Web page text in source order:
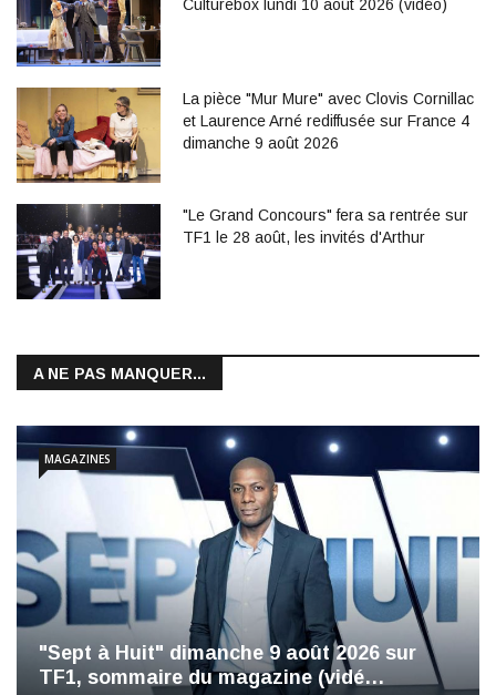
Culturebox lundi 10 août 2026 (vidéo)
La pièce "Mur Mure" avec Clovis Cornillac
et Laurence Arné rediffusée sur France 4
dimanche 9 août 2026
"Le Grand Concours" fera sa rentrée sur
TF1 le 28 août, les invités d'Arthur
A NE PAS MANQUER...
"Sept à Huit" dimanche 9 août 2026 sur
TF1, sommaire du magazine (vidé…
MAGAZINES